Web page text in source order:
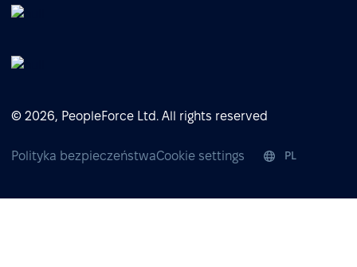
© 2026, PeopleForce Ltd. All rights reserved
Polityka bezpieczeństwaCookie settings PL